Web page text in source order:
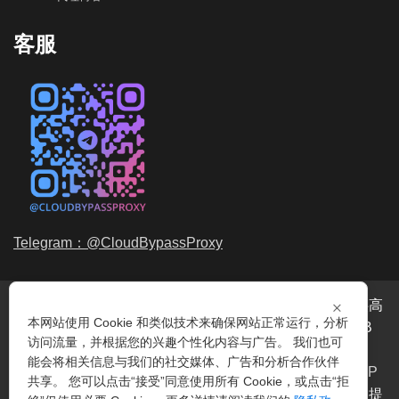
客服
Telegram：@CloudBypassProxy
代理服务提供商，我们提供高
品质、永不过期的动态代理IP池流量包，价格最低2元/GB
起。我们的IP资源包括超过3.5亿的动态住宅IP和机房IP，
覆盖全球200多个国家。支持HTTP代理IP 和 Socks5代理IP
协议，IP可用率超过99%。购买我们的服务即可享受穿云提
×
本网站使用 Cookie 和类似技术来确保网站正常运行，分析
访问流量，并根据您的兴趣个性化内容与广告。 我们也可
能会将相关信息与我们的社交媒体、广告和分析合作伙伴
共享。 您可以点击“接受”同意使用所有 Cookie，或点击“拒